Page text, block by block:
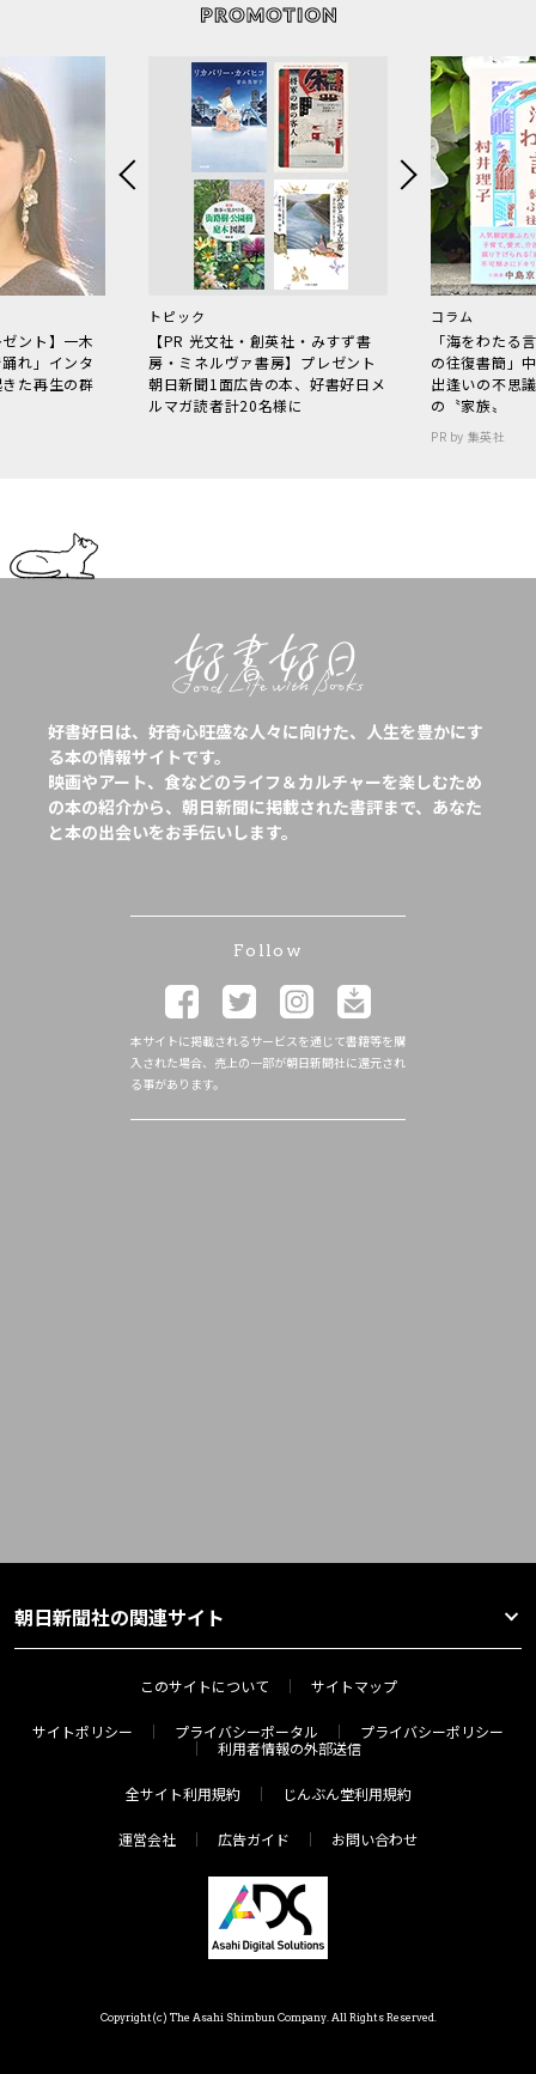
ント】一木
れ」インタ
た再生の群
トピック
【PR 光文社・創英社・みすず書
房・ミネルヴァ書房】プレゼント
朝日新聞1面広告の本、好書好日メ
ルマガ読者計20名様に
コラム
「海をわた
の往復書簡」
出逢いの不思
の〝家族〟
PR by 集英社
好書好日は、好奇心旺盛な人々に向けた、人生を豊かにす
る本の情報サイトです。
映画やアート、食などのライフ＆カルチャーを楽しむため
の本の紹介から、朝日新聞に掲載された書評まで、あなた
と本の出会いをお手伝いします。
Follow
本サイトに掲載されるサービスを通じて書籍等を購
入された場合、売上の一部が朝日新聞社に還元され
る事があります。
朝日新聞社の関連サイト
このサイトについて サイトマップ
サイトポリシー プライバシーポータル
プライバシーポリシー
利用者情報の外部送信
全サイト利用規約 じんぶん堂利用規約
運営会社 広告ガイド お問い合わせ
Copyright(c) The Asahi Shimbun Company. All Rights Reserved.